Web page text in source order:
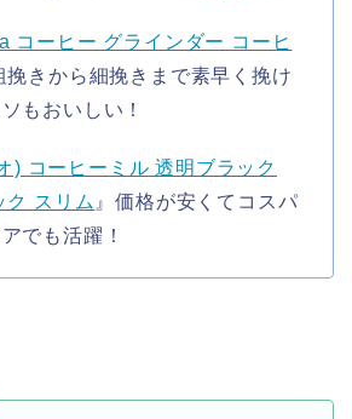
コーヒー グラインダー コーヒ
挽きから細挽きまで素早く挽け
もおいしい！
) コーヒーミル 透明ブラック
ク スリム 』価格が安くてコスパ
でも活躍！